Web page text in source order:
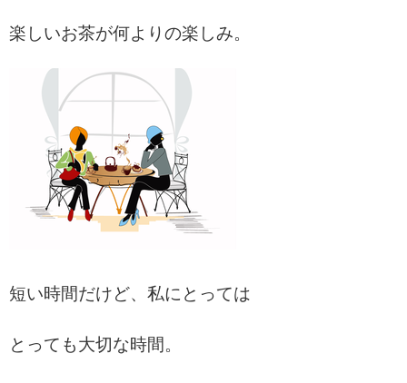
楽しいお茶が何よりの楽しみ。
短い時間だけど、私にとっては
とっても大切な時間。